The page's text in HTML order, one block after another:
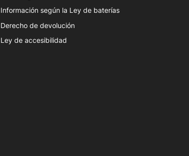
Información según la Ley de baterías
Derecho de devolución
Ley de accesibilidad